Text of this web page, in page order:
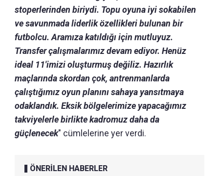
stoperlerinden biriydi. Topu oyuna iyi sokabilen
ve savunmada liderlik özellikleri bulunan bir
futbolcu. Aramıza katıldığı için mutluyuz.
Transfer çalışmalarımız devam ediyor. Henüz
ideal 11'imizi oluşturmuş değiliz. Hazırlık
maçlarında skordan çok, antrenmanlarda
çalıştığımız oyun planını sahaya yansıtmaya
odaklandık. Eksik bölgelerimize yapacağımız
takviyelerle birlikte kadromuz daha da
güçlenecek" cümlelerine yer verdi.
ÖNERİLEN HABERLER